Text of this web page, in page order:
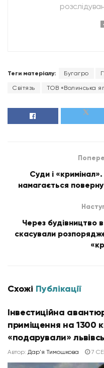
Теги матеріалу: Бугагро
Світязь ТОВ «Волинська
Суди і
намагається
Через будівництво
скасували
Схожі Публікації
Інвестиційна
приміщення на 1300
«подарували»
Автор: Дар'я Тимошкова 7